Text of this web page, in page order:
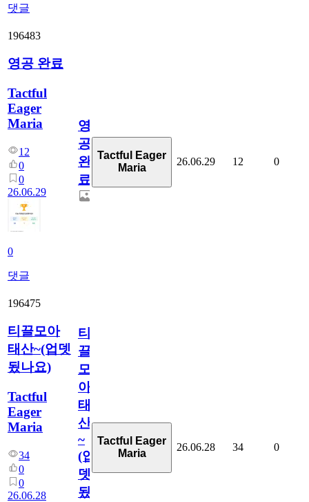
댓글
196483
영공 완료
Tactful
Eager
Maria
12
0
0
26.06.29
0
댓글
영
공
완
료
Tactful Eager
Maria
26.06.29 12 0
196475
티끌모아
태산~(업뎃
됬나요)
Tactful
Eager
Maria
34
0
0
26.06.28
티
끌
모
아
태
산
~
(업
뎃
됬
Tactful Eager
Maria
26.06.28 34 0